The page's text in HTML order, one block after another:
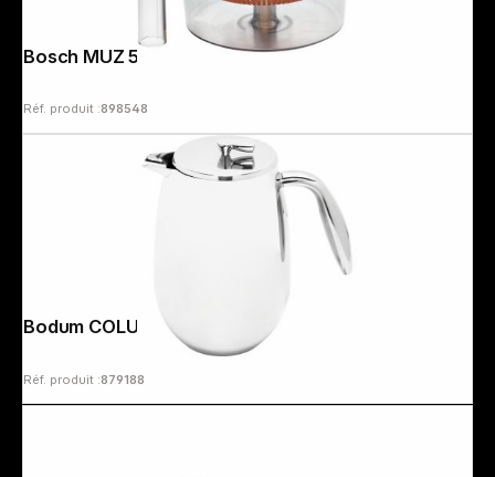
Bosch MUZ 5 ZP 1
Réf. produit :898548
Bodum COLUMBIA Cafetière 8 tasses
Réf. produit :879188
Follow us on